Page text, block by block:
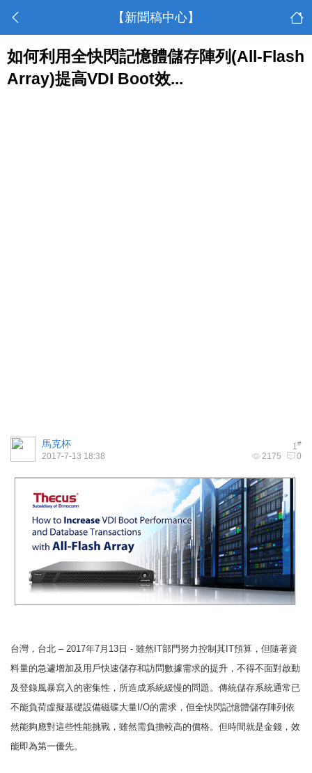
【新聞稿中心】
如何利用全快閃記憶體儲存陣列(All-Flash
Array)提高VDI Boot效...
1#
馬克杯
2175 0
2017-7-13 18:38
台灣，台北 – 2017年7月13日 - 雖然IT部門努力控制其IT預算，但隨著資
料量的急遽增加及用戶快速儲存和訪問數據需求的提升，不得不面對啟動
及登錄風暴寫入的密集性，所造成系統緩慢的問題。傳統儲存系統通常已
不能負荷虛擬基礎設備磁碟大量I/O的需求，但全快閃記憶體儲存陣列依
然能夠應對這些性能挑戰，雖然需負擔較高的價格。但時間就是金錢，效
能即為第一優先。